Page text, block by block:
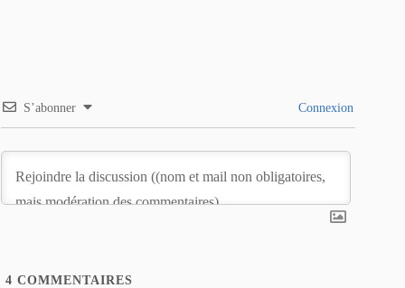
S’abonner Connexion
4 COMMENTAIRES